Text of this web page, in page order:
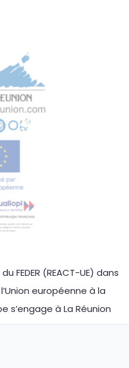
FEDER (REACT-UE) dans
européenne à la
s’engage à La Réunion